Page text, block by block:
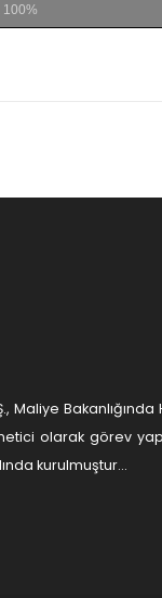
100%
Maliye Bakanlığında
olarak görev
kurulmuştur...